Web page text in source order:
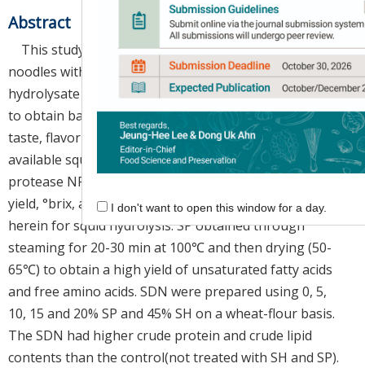
Abstract
This study aimed the quality characteristics of dried
noodles with squid (SDN) using squid enzyme
hydrolysate and steamed and dried squid powder (SP)
to obtain basic data for developing SDN with excellent
taste, flavor and nutritive value. Since commercially
available squid enzyme hydrolysates containing
protease NP (P-NP) display high values of protein
yield, °brix, and degree of hydrolysis, P-NP was used
herein for squid hydrolysis. SP obtained through
steaming for 20-30 min at 100℃ and then drying (50-
65℃) to obtain a high yield of unsaturated fatty acids
and free amino acids. SDN were prepared using 0, 5,
10, 15 and 20% SP and 45% SH on a wheat-flour basis.
The SDN had higher crude protein and crude lipid
contents than the control(not treated with SH and SP).
I don't want to open this window for a day.